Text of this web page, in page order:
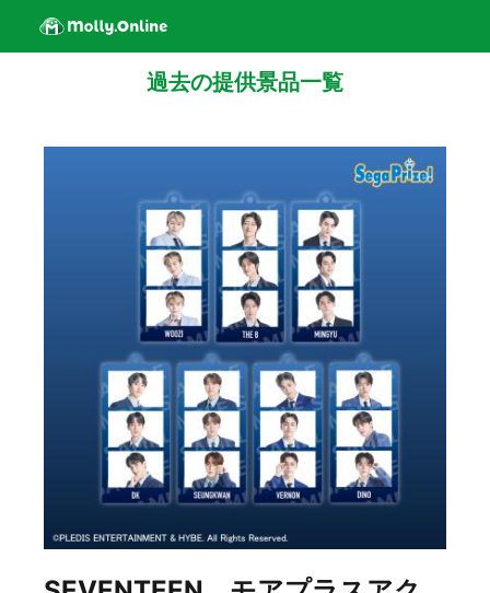
過去の提供景品一覧